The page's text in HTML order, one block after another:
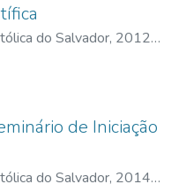
do Salvador, 2012-
Católica do
de Iniciação
do Salvador, 2014-